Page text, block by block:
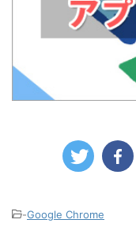
-Google Chrome